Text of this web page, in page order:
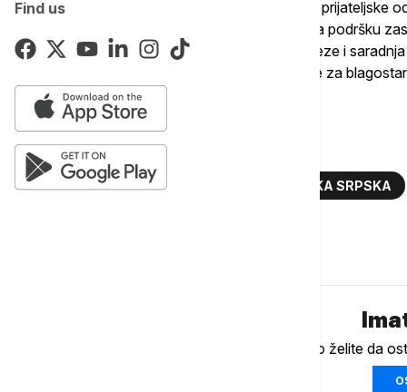
Find us"Koristim priliku i da izrazim zahvalnost za prijateljske
pokazuje prema Republici Srpskoj, kao i za podršku
uvažavanju. Uveren sam da će se naše veze i
naroda", poručio je Dodik i uz iskrene želje za
poštovanja.
Više o...
RUSIJA DAN RUSIJE REPUBLIKA SRPSKA
Ukoliko želite da